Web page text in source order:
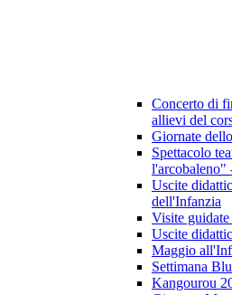
Concerto di
allievi del
Giornate
Spettacolo
l'arcobaleno"
Uscite
dell'Infanzia
Visite
Uscite
Maggio
Settimana
Kangourou